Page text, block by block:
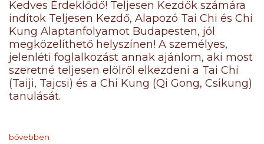
Kedves Érdeklődő! Teljesen Kezdők számára
indítok Teljesen Kezdő, Alapozó Tai Chi és Chi
Kung Alaptanfolyamot Budapesten, jól
megközelíthető helyszínen! A személyes,
jelenléti foglalkozást annak ajánlom, aki most
szeretné teljesen elölről elkezdeni a Tai Chi
(Taiji, Tajcsi) és a Chi Kung (Qi Gong, Csikung)
tanulását.
bővebben